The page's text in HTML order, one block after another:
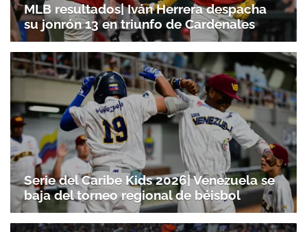
MLB resultados| Iván Herrera despacha
su jonrón 13 en triunfo de Cardenales
Serie del Caribe Kids 2026| Venezuela se
baja del torneo regional de béisbol